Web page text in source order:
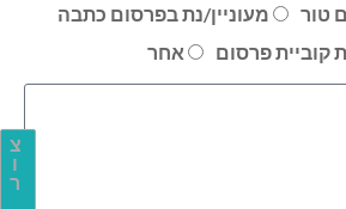
צ
ו
ר
טור
מעוניין/נת בפרסום כתבה
קוביית פרסום
אחר